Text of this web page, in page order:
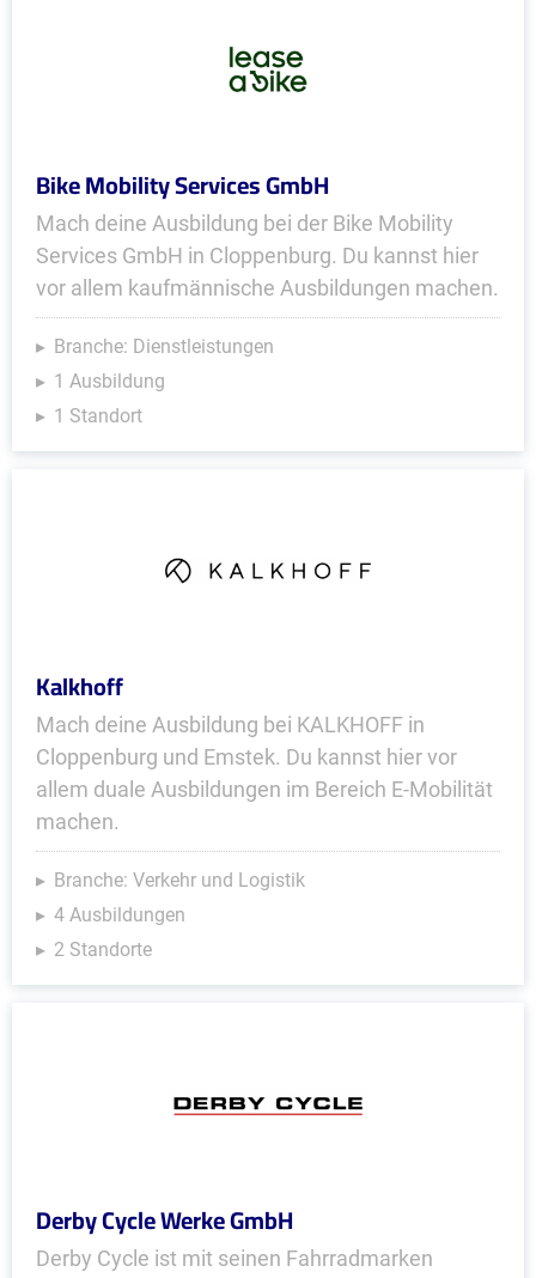
Bike Mobility Services GmbH
Mach deine Ausbildung bei der Bike Mobility
Services GmbH in Cloppenburg. Du kannst hier
vor allem kaufmännische Ausbildungen machen.
Branche: Dienstleistungen
1 Ausbildung
1 Standort
Kalkhoff
Mach deine Ausbildung bei KALKHOFF in
Cloppenburg und Emstek. Du kannst hier vor
allem duale Ausbildungen im Bereich E-Mobilität
machen.
Branche: Verkehr und Logistik
4 Ausbildungen
2 Standorte
Derby Cycle Werke GmbH
Derby Cycle ist mit seinen Fahrradmarken